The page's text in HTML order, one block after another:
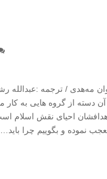
مەهدی / ترجمه :عبدالله
دسته از گروه هایی به کار
احیای نقش اسلام
نموده و بگوییم چرا باید…